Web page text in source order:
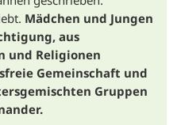
Mädchen und Jungen
aus
und Religionen
Gemeinschaft und
Gruppen